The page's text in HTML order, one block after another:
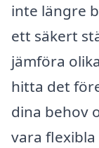
inte längre
ett säkert
jämföra
hitta det
dina behov
vara